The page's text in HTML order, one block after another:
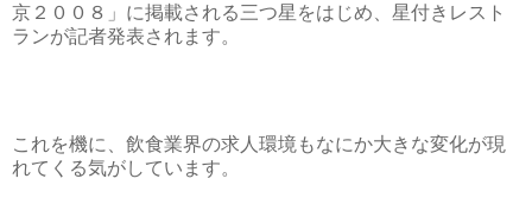
京２００８」に掲載される三つ星をはじめ、星付きレスト
ランが記者発表されます。
これを機に、飲食業界の求人環境もなにか大きな変化が現
れてくる気がしています。